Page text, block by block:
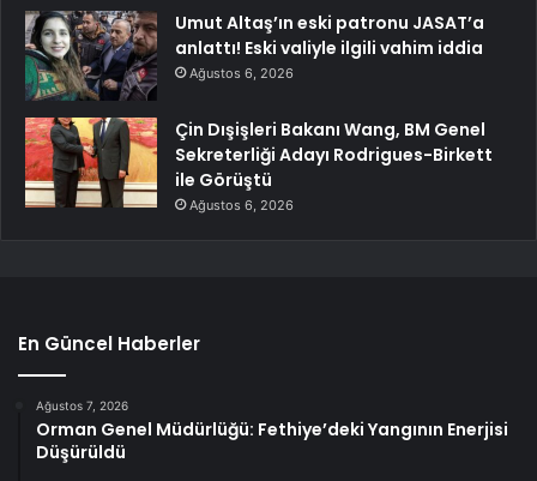
Umut Altaş’ın eski patronu JASAT’a
anlattı! Eski valiyle ilgili vahim iddia
Ağustos 6, 2026
Çin Dışişleri Bakanı Wang, BM Genel
Sekreterliği Adayı Rodrigues-Birkett
ile Görüştü
Ağustos 6, 2026
En Güncel Haberler
Ağustos 7, 2026
Orman Genel Müdürlüğü: Fethiye’deki Yangının Enerjisi
Düşürüldü